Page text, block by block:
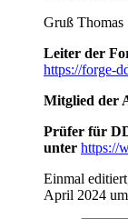
Gruß Thomas
Leiter der
https://forge-
Mitglied der
Prüfer für
unter https://
Einmal
April 2024